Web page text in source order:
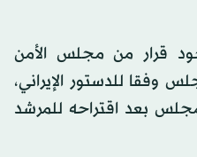
قرار من مجلس الأمن
وفقا للدستور الإيراني،
بعد اقتراحه للمرشد